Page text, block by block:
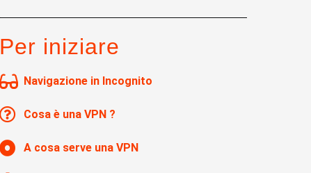
Per iniziare
Navigazione in Incognito
Cosa è una VPN ?
A cosa serve una VPN